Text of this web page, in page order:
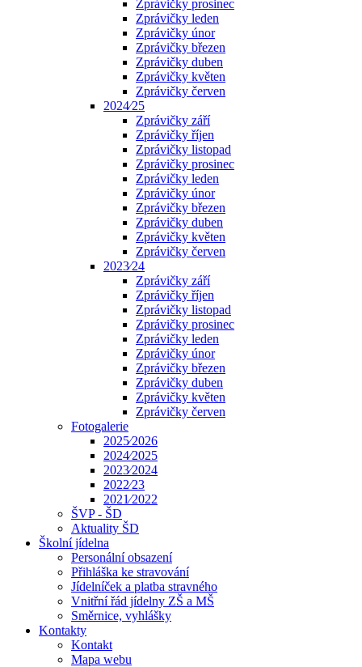
Zprávičky prosinec
Zprávičky leden
Zprávičky únor
Zprávičky březen
Zprávičky duben
Zprávičky květen
Zprávičky červen
2024⁄25
Zprávičky září
Zprávičky říjen
Zprávičky listopad
Zprávičky prosinec
Zprávičky leden
Zprávičky únor
Zprávičky březen
Zprávičky duben
Zprávičky květen
Zprávičky červen
2023⁄24
Zprávičky září
Zprávičky říjen
Zprávičky listopad
Zprávičky prosinec
Zprávičky leden
Zprávičky únor
Zprávičky březen
Zprávičky duben
Zprávičky květen
Zprávičky červen
Fotogalerie
2025⁄2026
2024⁄2025
2023⁄2024
2022⁄23
2021⁄2022
ŠVP - ŠD
Aktuality ŠD
Školní jídelna
Personální obsazení
Přihláška ke stravování
Jídelníček a platba stravného
Vnitřní řád jídelny ZŠ a MŠ
Směrnice, vyhlášky
Kontakty
Kontakt
Mapa webu